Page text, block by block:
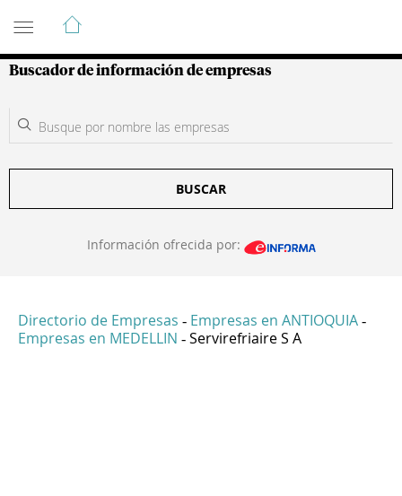
Guía de Empresas Colombianas
Buscador de información de empresas
BUSCAR
Información ofrecida por:
Directorio de Empresas - Empresas en ANTIOQUIA -
Empresas en MEDELLIN - Servirefriaire S A